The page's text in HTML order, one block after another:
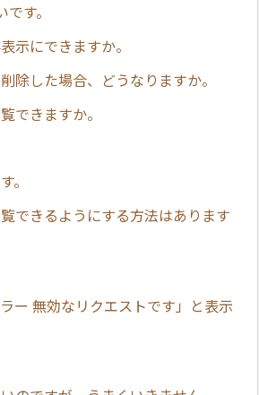
す。
示にできますか。
除した場合、どうなりますか。
できますか。
。
できるようにする方法はあります
ー 無効なリクエストです」と表示